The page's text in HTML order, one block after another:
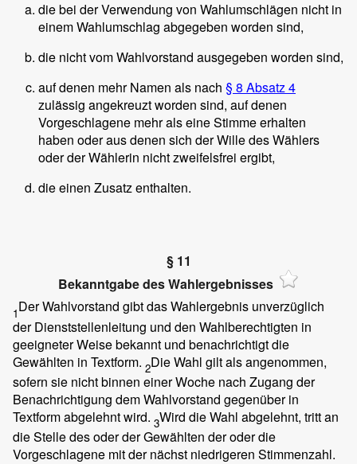
die bei der Verwendung von Wahlumschlägen nicht in
einem Wahlumschlag abgegeben worden sind,
die nicht vom Wahlvorstand ausgegeben worden sind,
auf denen mehr Namen als nach § 8 Absatz 4
zulässig angekreuzt worden sind, auf denen
Vorgeschlagene mehr als eine Stimme erhalten
haben oder aus denen sich der Wille des Wählers
oder der Wählerin nicht zweifelsfrei ergibt,
die einen Zusatz enthalten.
§ 11
Bekanntgabe des Wahlergebnisses
1Der Wahlvorstand gibt das Wahlergebnis unverzüglich
der Dienststellenleitung und den Wahlberechtigten in
geeigneter Weise bekannt und benachrichtigt die
Gewählten in Textform. 2Die Wahl gilt als angenommen,
sofern sie nicht binnen einer Woche nach Zugang der
Benachrichtigung dem Wahlvorstand gegenüber in
Textform abgelehnt wird. 3Wird die Wahl abgelehnt, tritt an
die Stelle des oder der Gewählten der oder die
Vorgeschlagene mit der nächst niedrigeren Stimmenzahl.